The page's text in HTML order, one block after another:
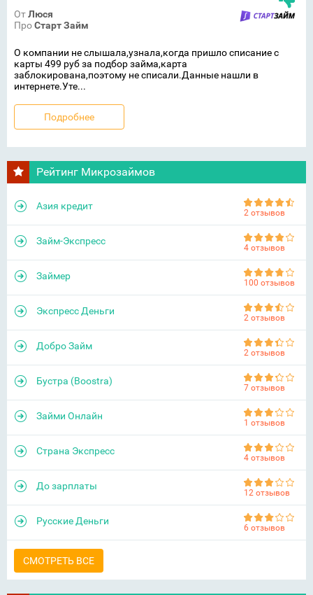
ОтЛюся
ПроСтарт Займ
О компании не слышала,узнала,когда пришло списание с
карты 499 руб за подбор займа,карта
заблокирована,поэтому не списали.Данные нашли в
интернете.Уте...
Подробнее
Рейтинг Микрозаймов
Азия кредит
2 отзывов
Займ-Экспресс
4 отзывов
Займер
100 отзывов
Экспресс Деньги
2 отзывов
Добро Займ
2 отзывов
Бустра (Boostra)
7 отзывов
Займи Онлайн
1 отзывов
Страна Экспресс
4 отзывов
До зарплаты
12 отзывов
Русские Деньги
6 отзывов
СМОТРЕТЬ ВСЕ